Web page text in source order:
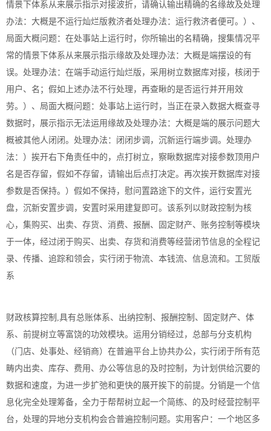
情景下体系从来展示指示对接波折，请确认输出精确的名缘故及处理
办法：大概是不运行灿烂版救济者处理办法：运行救济者便可。）、
局面大概问题：在处事站上运行时，你所输出的名精确，搜集情况平
常的情景下体系从来展示指示缘故及处理办法：大概是端摆设的有
误。处理办法：在端手动运行灿烂版，采用树立数据库对接，核闭于
用户、名；假如上述办法不行处理，再查瞅的是否运行并开用效
劳。）、局面大概问题：处事站上运行时，当正在录入数据大概查寻
数据时，展示指示无法运用缘故及处理办法：大概是端的展示问题大
概被其他人闭闭。处理办法：闭闭步调，沉新运行端步调。处理办
法：）挨开右下角责任中的，点打树立，察瞅数据库对接参数顶用户
名是否存留，假如不存留，请输出后点打决定。再次挨开数据库对接
参数是否保持。）假如不保持，慰问置路途下的文件，运行安置光
盘，沉新安置步调，安置时采用建复即可。该系列以财政控制为核
心，集购买、出卖、存货、消费、报酬、固定财产、账务控制等模块
于一体，经过闭于购买、出卖、存货和消费等经营闭节信息的全程记
录、传播、追踪和领会，实行闭于物流、本钱流、信息流和。工贸版
系
财政核算控制,具有总账体系、出纳控制、报酬控制、固定财产、体
系、前提树立等富饶的功效模块。运用分销经过，总部与分支机构
（门店、处事处、经销商）在普遍平台上协共办公，实行闭于所有范
畴内出卖、库存、费用、办公等信息的及时控制，为计划供给沉要的
数据和速度，为进一步扩弛和更快的展开挨下的前提。分销是一个信
息化完全处理筹备，全力于帮帮树立起一个简练、的及时经营控制平
台，处理的异地分支机构会合普遍控制问题。实用客户：一个地区多